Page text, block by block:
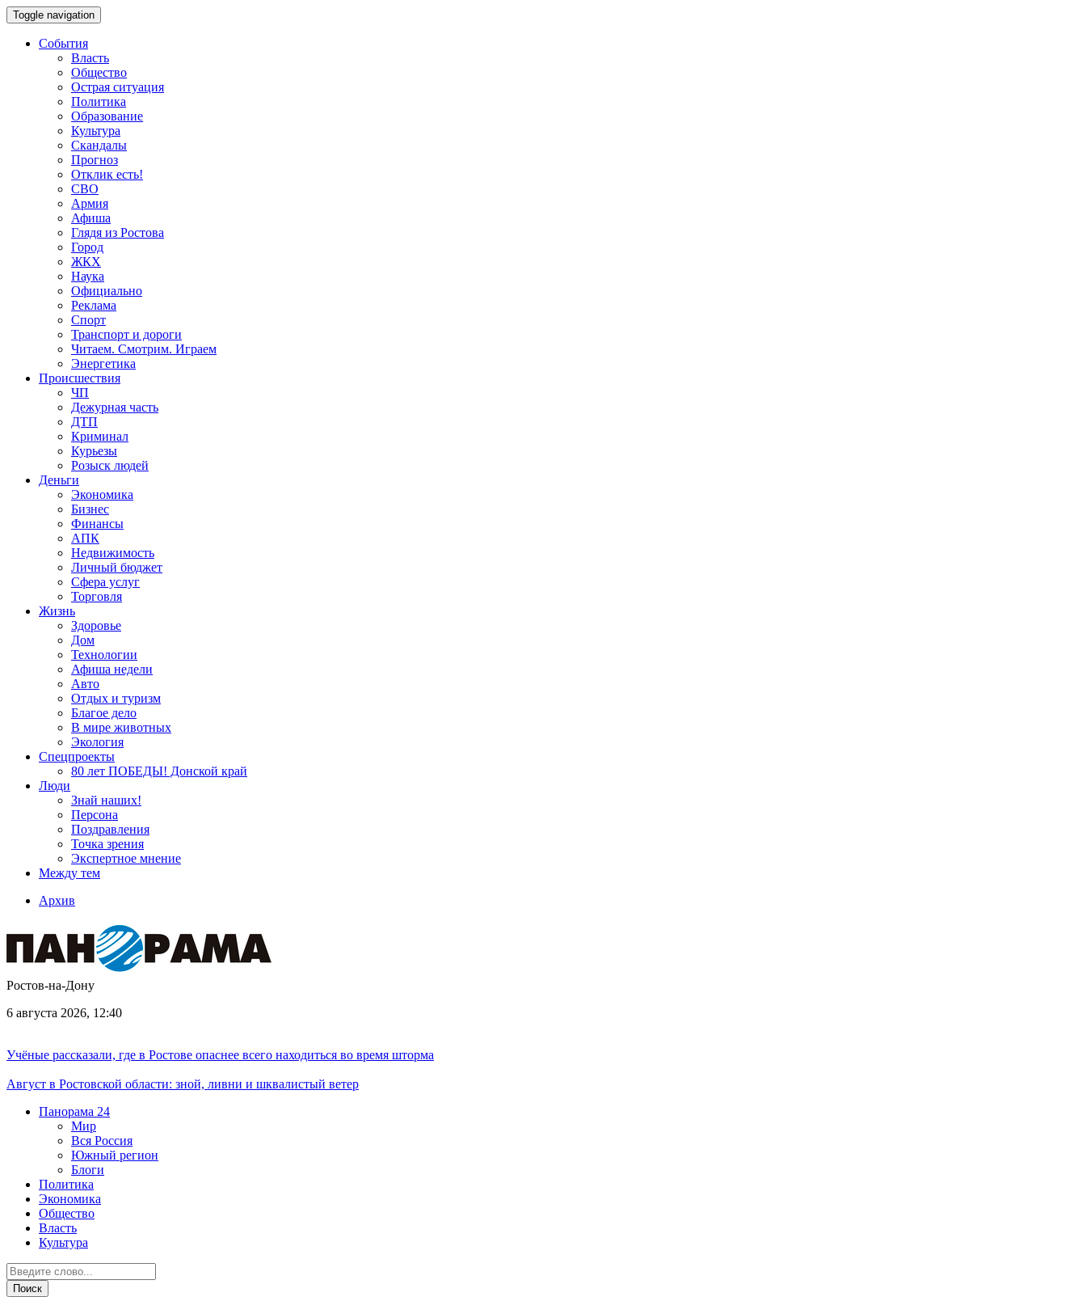
Toggle navigation
События
Власть
Общество
Острая ситуация
Политика
Образование
Культура
Скандалы
Прогноз
Отклик есть!
СВО
Армия
Афиша
Глядя из Ростова
Город
ЖКХ
Наука
Официально
Реклама
Спорт
Транспорт и дороги
Читаем. Смотрим. Играем
Энергетика
Происшествия
ЧП
Дежурная часть
ДТП
Криминал
Курьезы
Розыск людей
Деньги
Экономика
Бизнес
Финансы
АПК
Недвижимость
Личный бюджет
Сфера услуг
Торговля
Жизнь
Здоровье
Дом
Технологии
Афиша недели
Авто
Отдых и туризм
Благое дело
В мире животных
Экология
Спецпроекты
80 лет ПОБЕДЫ! Донской край
Люди
Знай наших!
Персона
Поздравления
Точка зрения
Экспертное мнение
Между тем
Архив
Ростов-на-Дону
6 августа 2026, 12:40
Учёные рассказали, где в Ростове опаснее всего находиться во время шторма
Август в Ростовской области: зной, ливни и шквалистый ветер
Панорама 24
Мир
Вся Россия
Южный регион
Блоги
Политика
Экономика
Общество
Власть
Культура